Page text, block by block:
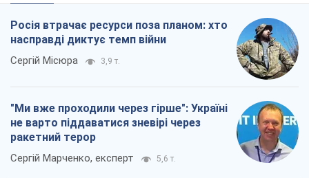
Росія втрачає ресурси поза планом: хто
насправді диктує темп війни
Сергій Місюра 3,9 т.
"Ми вже проходили через гірше": Україні
не варто піддаватися зневірі через
ракетний терор
Сергій Марченко, експерт 5,6 т.